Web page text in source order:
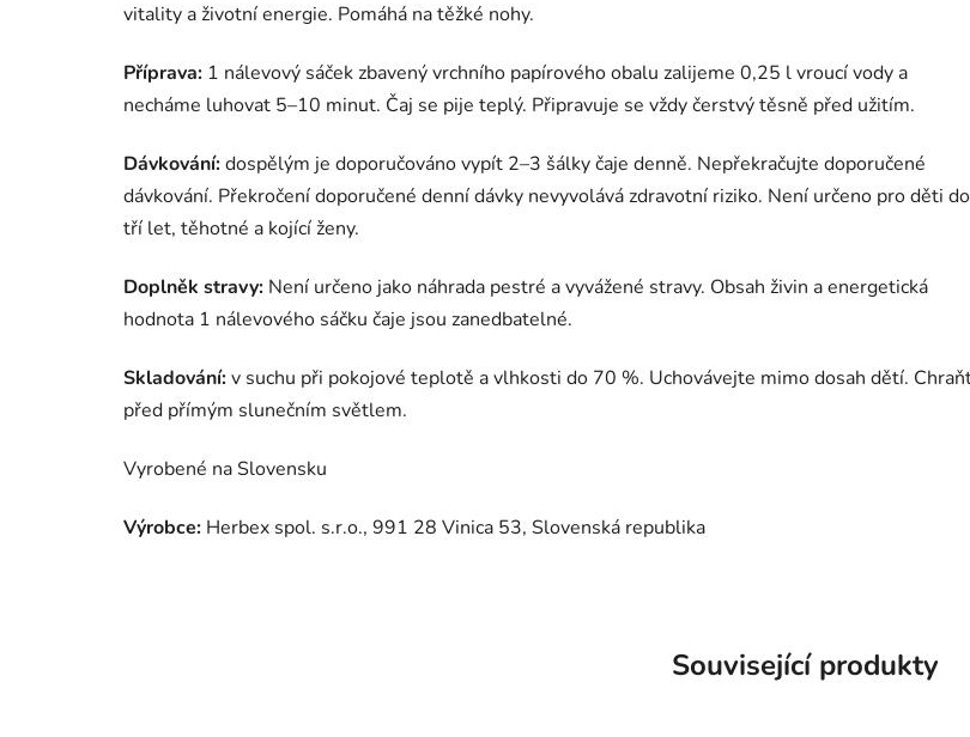
vitality a životní energie. Pomáhá na těžké nohy.
Příprava: 1 nálevový sáček zbavený vrchního papírového obalu zalijeme 0,25 l vroucí vody a
necháme luhovat 5–10 minut. Čaj se pije teplý. Připravuje se vždy čerstvý těsně před užitím.
Dávkování:dospělým je doporučováno vypít 2–3 šálky čaje denně. Nepřekračujte doporučené
dávkování. Překročení doporučené denní dávky nevyvolává zdravotní riziko. Není určeno pro děti do
tří let, těhotné a kojící ženy.
Doplněk stravy: Není určeno jako náhrada pestré a vyvážené stravy. Obsah živin a energetická
hodnota 1 nálevového sáčku čaje jsou zanedbatelné.
Skladování:v suchu při pokojové teplotě a vlhkosti do 70 %. Uchovávejte mimo dosah dětí.
před přímým slunečním světlem.
Vyrobené na Slovensku
Výrobce: Herbex spol. s.r.o., 991 28 Vinica 53, Slovenská republika
Související produkty